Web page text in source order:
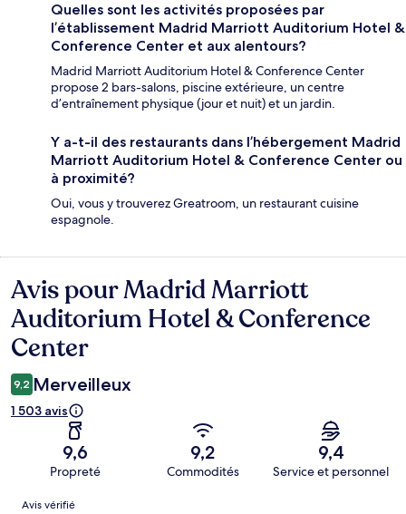
Quelles sont les activités proposées par
l’établissement Madrid Marriott Auditorium Hotel &
Conference Center et aux alentours?
Madrid Marriott Auditorium Hotel & Conference Center
propose 2 bars-salons, piscine extérieure, un centre
d’entraînement physique (jour et nuit) et un jardin.
Y a-t-il des restaurants dans l’hébergement Madrid
Marriott Auditorium Hotel & Conference Center ou
à proximité?
Oui, vous y trouverez Greatroom, un restaurant cuisine
espagnole.
Avis
Avis pour Madrid Marriott
Auditorium Hotel & Conference
Center
9,2 Merveilleux
1 503 avis
9,6
Propreté
9,2
Commodités
9,4
Service et personnel
Avis
Avis vérifié